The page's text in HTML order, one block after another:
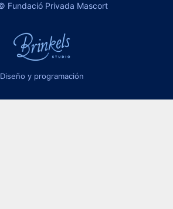
Fundació Privada Mascort
Diseño y programación